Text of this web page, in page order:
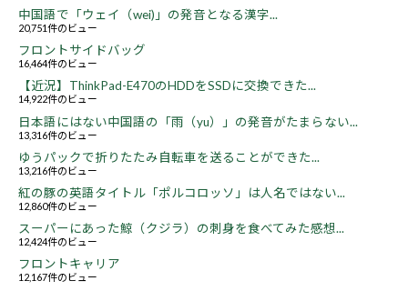
中国語で「ウェイ（wei)」の発音となる漢字...
20,751件のビュー
フロントサイドバッグ
16,464件のビュー
【近況】ThinkPad-E470のHDDをSSDに交換できた...
14,922件のビュー
日本語にはない中国語の「雨（yu）」の発音がたまらない...
13,316件のビュー
ゆうパックで折りたたみ自転車を送ることができた...
13,216件のビュー
紅の豚の英語タイトル「ポルコロッソ」は人名ではない...
12,860件のビュー
スーパーにあった鯨（クジラ）の刺身を食べてみた感想...
12,424件のビュー
フロントキャリア
12,167件のビュー